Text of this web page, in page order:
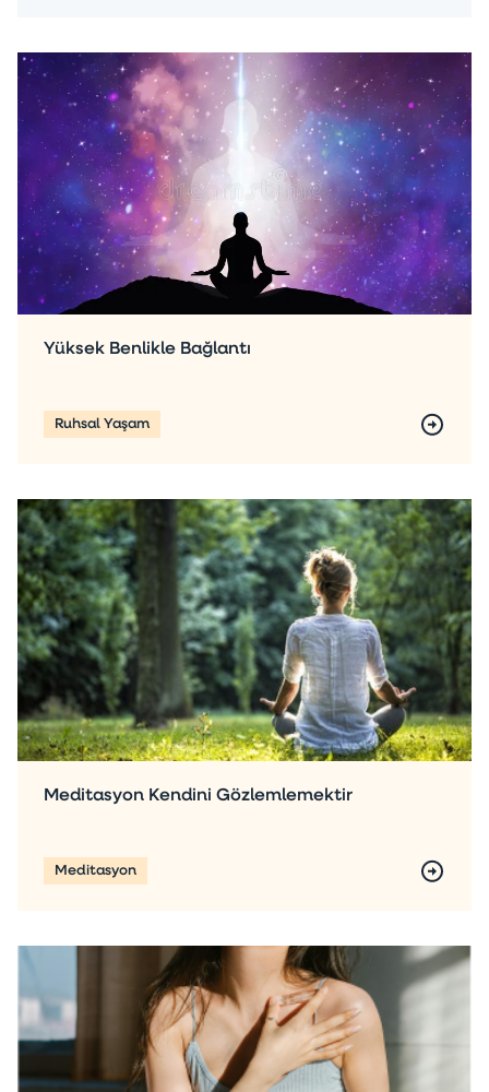
Yüksek Benlikle Bağlantı
Ruhsal Yaşam
Meditasyon Kendini Gözlemlemektir
Meditasyon